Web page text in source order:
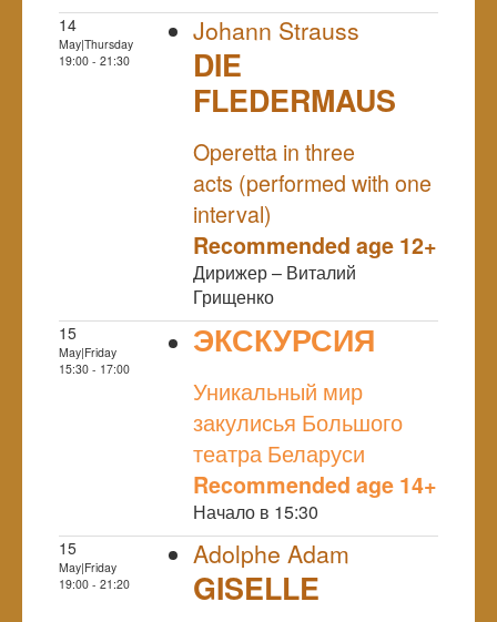
14
May|Thursday
19:00 - 21:30
Johann Strauss
DIE
FLEDERMAUS
Operetta in three
acts (performed with one
interval)
Recommended age 12+
Дирижер – Виталий
Грищенко
15
May|Friday
15:30 - 17:00
ЭКСКУРСИЯ
Уникальный мир
закулисья Большого
театра Беларуси
Recommended age 14+
Начало в 15:30
15
May|Friday
19:00 - 21:20
Adolphe Adam
GISELLE